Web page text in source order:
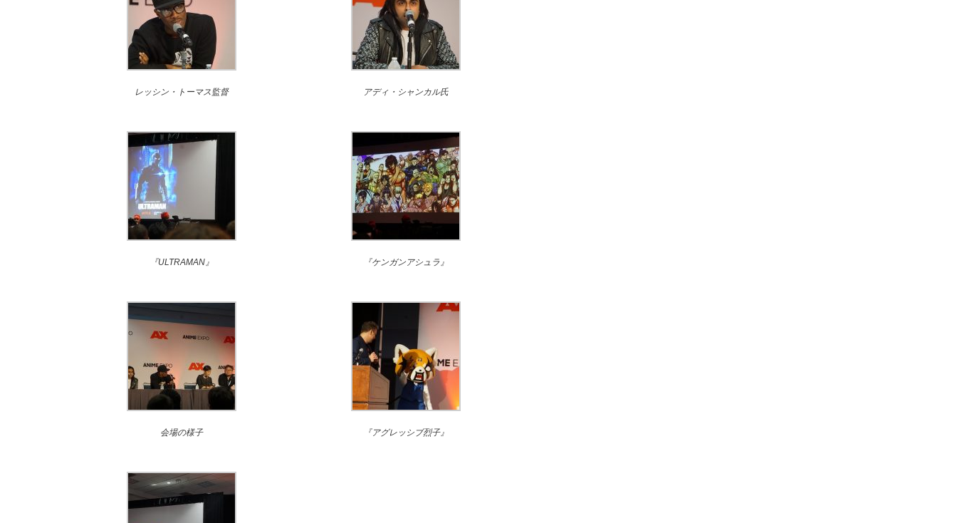
レッシン・トーマス監督 アディ・シャンカル氏
『ULTRAMAN』 『ケンガンアシュラ』
会場の様子 『アグレッシブ烈子』